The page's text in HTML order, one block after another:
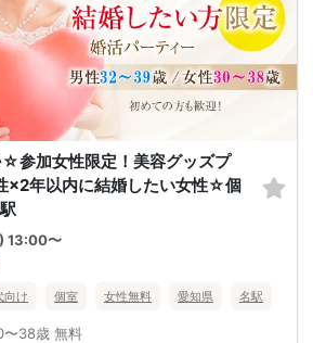
参加女性限定！美容グッズプ
×2年以内に結婚したい女性☆個
13:00〜
向け 個室 女性無料 愛知県 名駅
〜38歳 無料